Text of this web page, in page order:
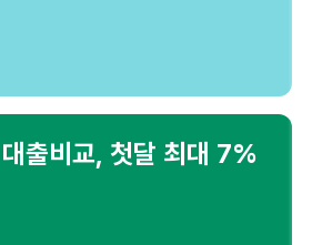
출비교, 첫달 최대 7%